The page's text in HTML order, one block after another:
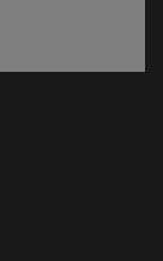
ventana)